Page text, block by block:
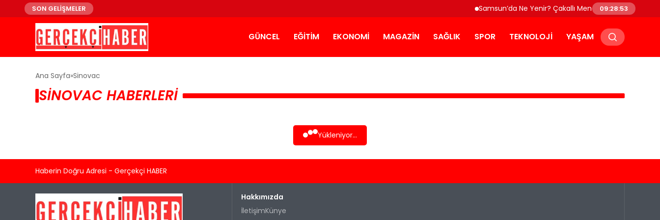
SON GELİŞMELER Samsun’da Ne Yenir? Çakallı Menemeni ve Yöresel
09:28:53
GÜNCEL EĞITIM EKONOMI MAGAZIN SAĞLIK SPOR TEKNOLOJI YAŞAM
Ana Sayfa Sinovac
SINOVAC HABERLERI
Yükleniyor...
Haberin Doğru Adresi - Gerçekçi HABER
Hakkımızda
İletişimKünye